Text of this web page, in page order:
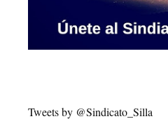
Tweets by @Sindicato_Silla